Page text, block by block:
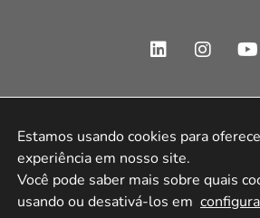
Estamos usando cookies para
experiência em nosso site.
Você pode saber mais sobre quais
usando ou desativá-los em